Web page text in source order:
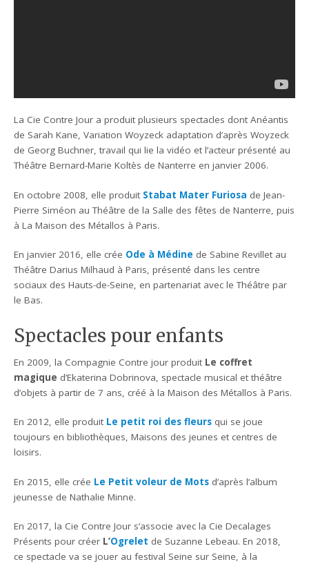
La Cie Contre Jour a produit plusieurs spectacles dont Anéantis
de Sarah Kane, Variation Woyzeck adaptation d’après Woyzeck
de Georg Buchner, travail qui lie la vidéo et l’acteur présenté au
Théâtre Bernard-Marie Koltès de Nanterre en janvier 2006.
En octobre 2008, elle produit Stabat Mater Furiosa de Jean-
Pierre Siméon au Théâtre de la Salle des fêtes de Nanterre, puis
à La Maison des Métallos à Paris.
En janvier 2016, elle crée Ode à Médine de Sabine Revillet au
Théâtre Darius Milhaud à Paris, présenté dans les centre
sociaux des Hauts-de-Seine, en partenariat avec le Théâtre par
le Bas.
Spectacles pour enfants
En 2009, la Compagnie Contre jour produit Le coffret
magique d’Ekaterina Dobrinova, spectacle musical et théâtre
d’objets à partir de 7 ans, créé à la Maison des Métallos à Paris.
En 2012, elle produit Le petit roi des fleurs qui se joue
toujours en bibliothèques, Maisons des jeunes et centres de
loisirs.
En 2015, elle crée Le Petit voleur de Mots d’après l’album
jeunesse de Nathalie Minne.
En 2017, la Cie Contre Jour s’associe avec la Cie Decalages
Présents pour créer L’Ogrelet de Suzanne Lebeau. En 2018,
ce spectacle va se jouer au festival Seine sur Seine, à la